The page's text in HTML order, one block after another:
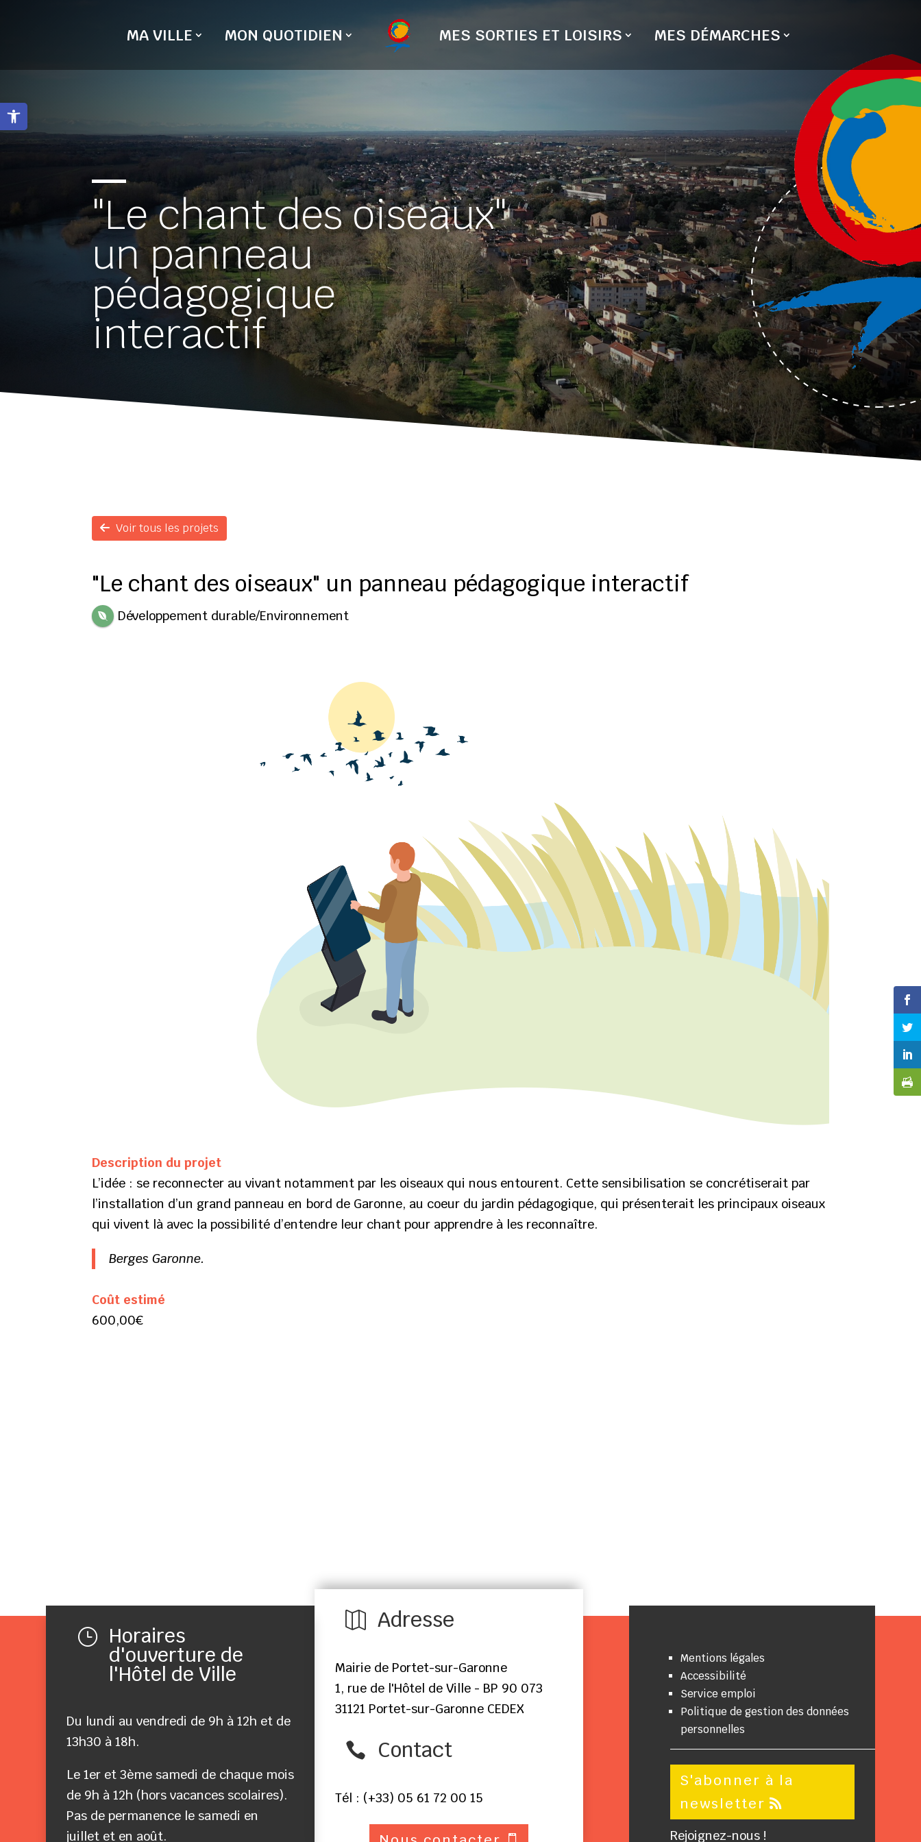
Ouvrir la barre d’outils
MA VILLE MON QUOTIDIEN MES SORTIES ET LOISIRS MES DÉMARCHES
"Le chant des oiseaux"
un panneau
pédagogique
interactif
Voir tous les projets
"Le chant des oiseaux" un panneau pédagogique interactif
Développement durable/Environnement
Description du projet
L’idée : se reconnecter au vivant notamment par les oiseaux qui nous entourent. Cette sensibilisation se concrétiserait par
l’installation d’un grand panneau en bord de Garonne, au coeur du jardin pédagogique, qui présenterait les principaux oiseaux
qui vivent là avec la possibilité d’entendre leur chant pour apprendre à les reconnaître.
Berges Garonne.
Coût estimé
600,00€
} Horaires
d'ouverture de
l'Hôtel de Ville
Du lundi au vendredi de 9h à 12h et de
13h30 à 18h.
Le 1er et 3ème samedi de chaque mois
de 9h à 12h (hors vacances scolaires).
Pas de permanence le samedi en
juillet et en août.
 Adresse
Mairie de Portet-sur-Garonne
1, rue de l'Hôtel de Ville - BP 90 073
31121 Portet-sur-Garonne CEDEX
 Contact
Tél : (+33) 05 61 72 00 15
Mentions légales
Accessibilité
Service emploi
Politique de gestion des données
personnelles
S'abonner à la
newsletter
Rejoignez-nous !